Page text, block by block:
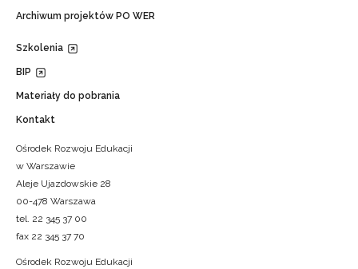
Archiwum projektów PO WER
Szkolenia
BIP
Materiały do pobrania
Kontakt
Ośrodek Rozwoju Edukacji
w Warszawie
Aleje Ujazdowskie 28
00-478 Warszawa
tel. 22 345 37 00
fax 22 345 37 70
Ośrodek Rozwoju Edukacji